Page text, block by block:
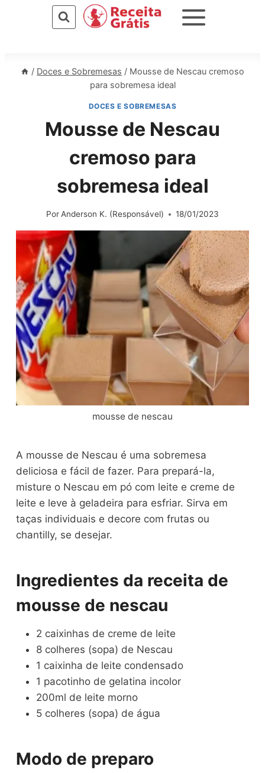
/ Doces e Sobremesas / Mousse de Nescau cremoso
para sobremesa ideal
DOCES E SOBREMESAS
Mousse de Nescau
cremoso para
sobremesa ideal
PorAnderson K. (Responsável) 18/01/2023
mousse de nescau
A mousse de Nescau é uma sobremesa
deliciosa e fácil de fazer. Para prepará-la,
misture o Nescau em pó com leite e creme de
leite e leve à geladeira para esfriar. Sirva em
taças individuais e decore com frutas ou
chantilly, se desejar.
Ingredientes da receita de
mousse de nescau
2 caixinhas de creme de leite
8 colheres (sopa) de Nescau
1 caixinha de leite condensado
1 pacotinho de gelatina incolor
200ml de leite morno
5 colheres (sopa) de água
Modo de preparo